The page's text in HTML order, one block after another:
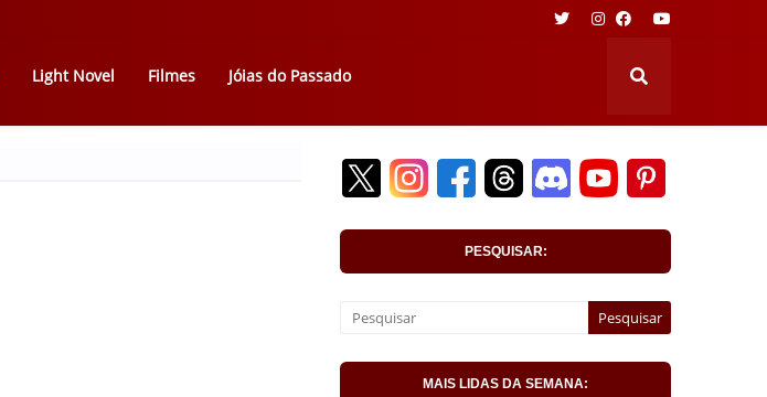
Light Novel Filmes Jóias do Passado
PESQUISAR:
MAIS LIDAS DA SEMANA: